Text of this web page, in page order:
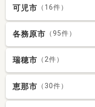
可児市 （16件）
各務原市 （95件）
瑞穂市 （2件）
恵那市 （30件）